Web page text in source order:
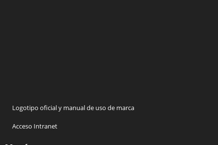
Logotipo oficial y manual de uso de marca
Acceso Intranet